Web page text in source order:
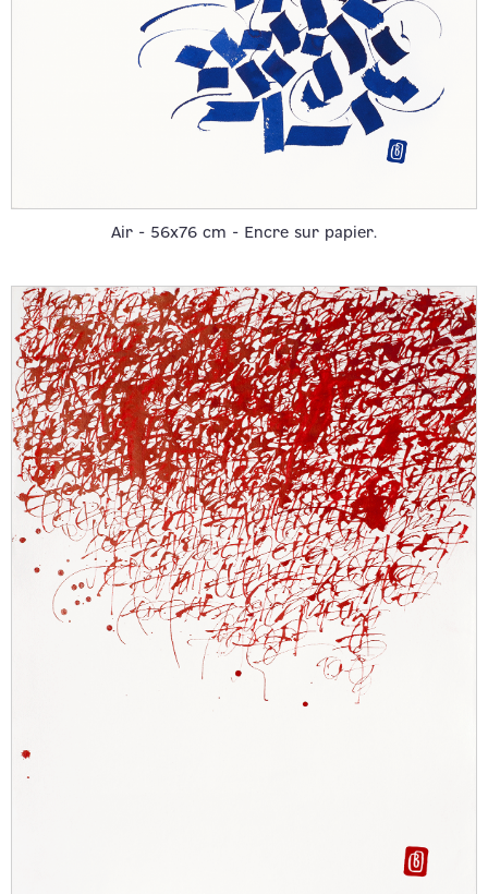
Air - 56x76 cm - Encre sur papier.